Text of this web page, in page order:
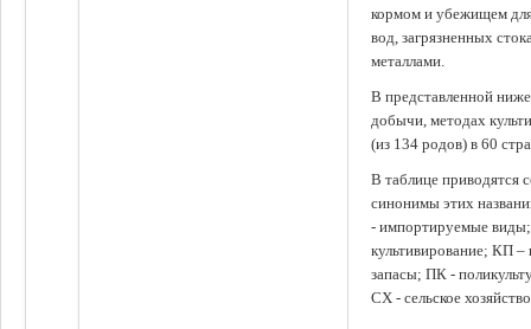
кормом и убежищем
вод, загрязненных
металлами.
В представленной
добычи, методах
(из 134 родов) в 60
В таблице приводятся
синонимы этих
- импортируемые
культивирование; КП
запасы; ПК -
СХ - сельское